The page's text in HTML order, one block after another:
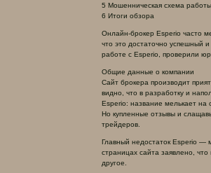
5 Мошенническая схема
6 Итоги обзора
Онлайн-брокер Esperio часто
что это достаточно успешный
работе с Esperio, проверили
Общие данные о компании
Сайт брокера производит
видно, что в разработку и
Esperio: название мелькает
Но купленные отзывы и
трейдеров.
Главный недостаток Esperio —
страницах сайта заявлено,
другое.